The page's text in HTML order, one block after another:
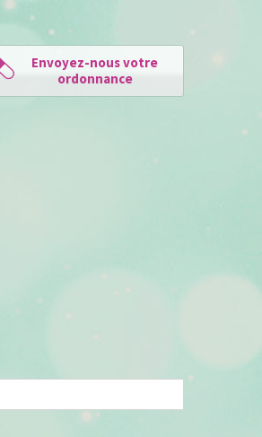
Envoyez-nous votre
ordonnance